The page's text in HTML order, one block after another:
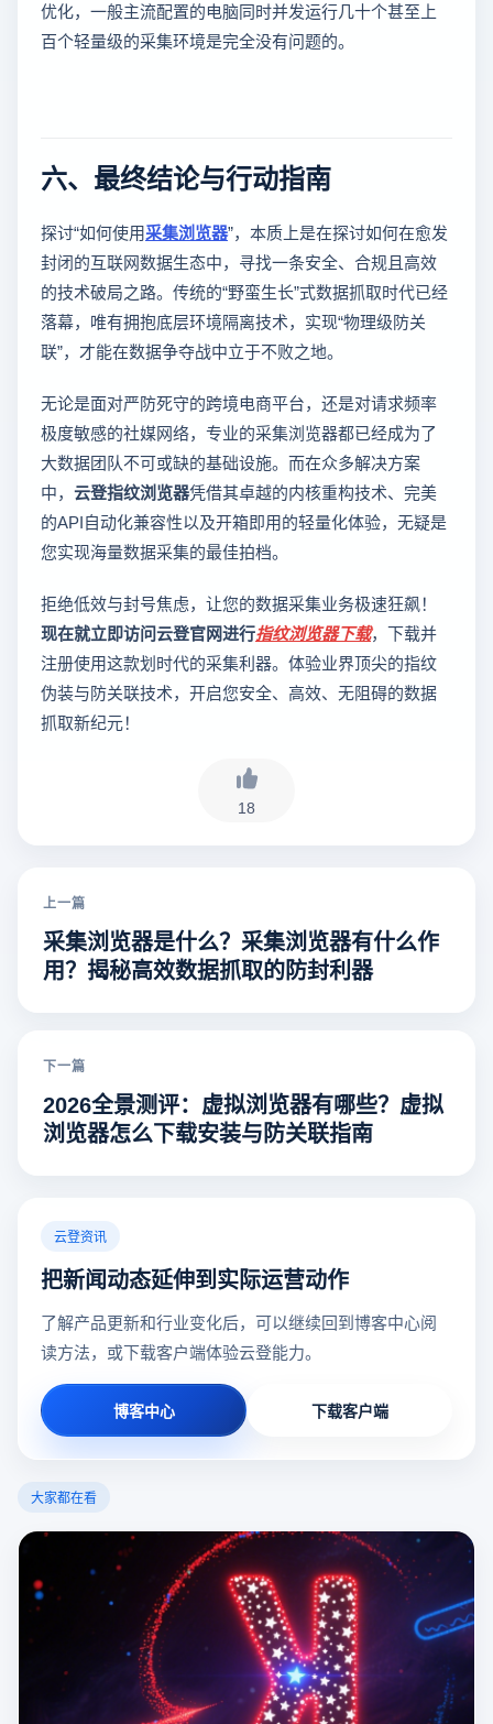
优化，一般主流配置的电脑同时并发运行几十个甚至上
百个轻量级的采集环境是完全没有问题的。
六、最终结论与行动指南
探讨“如何使用采集浏览器”，本质上是在探讨如何在愈发
封闭的互联网数据生态中，寻找一条安全、合规且高效
的技术破局之路。传统的“野蛮生长”式数据抓取时代已经
落幕，唯有拥抱底层环境隔离技术，实现“物理级防关
联”，才能在数据争夺战中立于不败之地。
无论是面对严防死守的跨境电商平台，还是对请求频率
极度敏感的社媒网络，专业的采集浏览器都已经成为了
大数据团队不可或缺的基础设施。而在众多解决方案
中， 云登指纹浏览器凭借其卓越的内核重构技术、完美
的API自动化兼容性以及开箱即用的轻量化体验，无疑是
您实现海量数据采集的最佳拍档。
拒绝低效与封号焦虑，让您的数据采集业务极速狂飙！
现在就立即访问云登官网进行指纹浏览器下载，下载并
注册使用这款划时代的采集利器。体验业界顶尖的指纹
伪装与防关联技术，开启您安全、高效、无阻碍的数据
抓取新纪元！
18
上一篇
采集浏览器是什么？采集浏览器有什么作
用？揭秘高效数据抓取的防封利器
下一篇
2026全景测评：虚拟浏览器有哪些？虚拟
浏览器怎么下载安装与防关联指南
云登资讯
把新闻动态延伸到实际运营动作
了解产品更新和行业变化后，可以继续回到博客中心阅
读方法，或下载客户端体验云登能力。
博客中心 下载客户端
大家都在看